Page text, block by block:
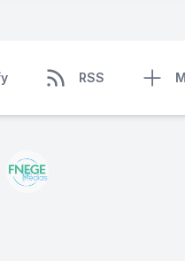
RSS